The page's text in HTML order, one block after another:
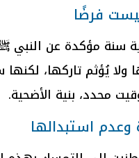
فرضًا
سنة مؤكدة عن
ولا يُؤثم تاركها،
محدد، بنية الأضحية.
استبدالها